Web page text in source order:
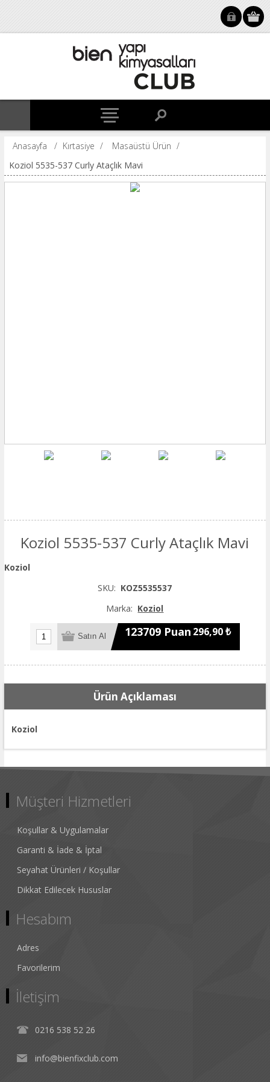
Anasayfa / Kırtasiye / Masaüstü Ürün /
Koziol 5535-537 Curly Ataçlık Mavi
Koziol 5535-537 Curly Ataçlık Mavi
Koziol
SKU: KOZ5535537
Marka: Koziol
123709 Puan 296,90 ₺
Ürün Açıklaması
Koziol
Müşteri Hizmetleri
Koşullar & Uygulamalar
Garanti & İade & İptal
Seyahat Ürünleri / Koşullar
Dikkat Edilecek Hususlar
Hesabım
Adres
Favorilerim
İletişim
0216 538 52 26
info@bienfixclub.com